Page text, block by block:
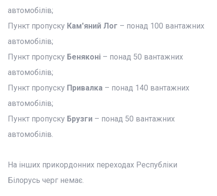
автомобілів;
Пункт пропуску Кам'яний Лог – понад 100 вантажних
автомобілів;
Пункт пропуску Беняконі – понад 50 вантажних
автомобілів;
Пункт пропуску Привалка – понад 140 вантажних
автомобілів;
Пункт пропуску Брузги – понад 50 вантажних
автомобілів.
На інших прикордонних переходах Республіки
Білорусь черг немає.